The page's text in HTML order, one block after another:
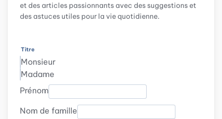
et des articles passionnants avec des suggestions et
des astuces utiles pour la vie quotidienne.
Titre
Monsieur
Madame
Prénom
Nom de famille